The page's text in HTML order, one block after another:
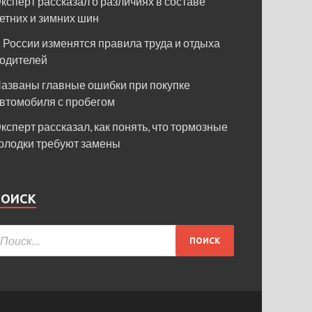
и зимних шин
России изменятся правила труда и отдыха
главные ошибки при покупке
с пробегом
рассказал, как понять, что тормозные
требуют замены